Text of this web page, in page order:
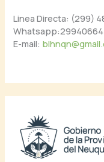
Linea Directa: (299)
E-mail: